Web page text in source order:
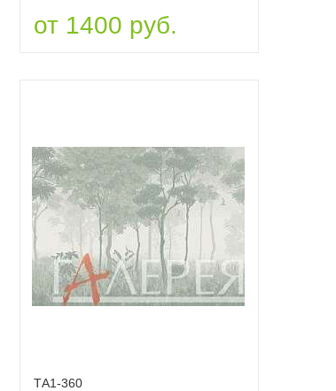
от 1400 руб.
ТА1-360